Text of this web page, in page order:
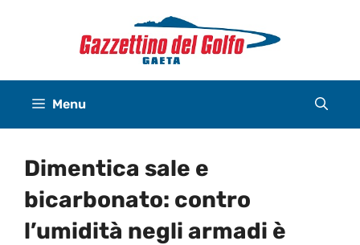
Menu
Dimentica sale e
bicarbonato: contro
l’umidità negli armadi è